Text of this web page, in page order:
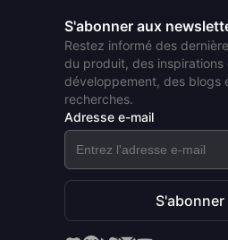
S'abonner aux
Restez informé des
du produit, des inspirations
développement, des blogs
recherches.
Adresse e-mail
S'abonner